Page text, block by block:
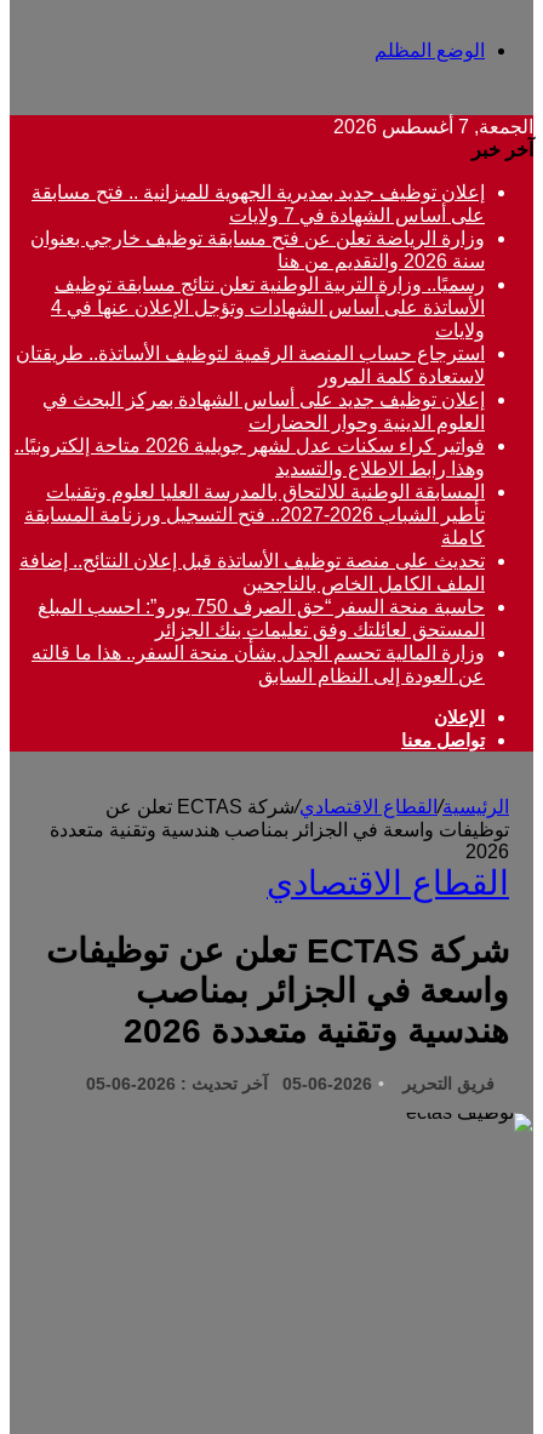
الوضع المظلم
الجمعة, 7 أغسطس 2026
آخر خبر
إعلان توظيف جديد بمديرية الجهوية للميزانية .. فتح مسابقة
على أساس الشهادة في 7 ولايات
وزارة الرياضة تعلن عن فتح مسابقة توظيف خارجي بعنوان
سنة 2026 والتقديم من هنا
رسميًا.. وزارة التربية الوطنية تعلن نتائج مسابقة توظيف
الأساتذة على أساس الشهادات وتؤجل الإعلان عنها في 4
ولايات
استرجاع حساب المنصة الرقمية لتوظيف الأساتذة.. طريقتان
لاستعادة كلمة المرور
إعلان توظيف جديد على أساس الشهادة بمركز البحث في
العلوم الدينية وحوار الحضارات
فواتير كراء سكنات عدل لشهر جويلية 2026 متاحة إلكترونيًا..
وهذا رابط الاطلاع والتسديد
المسابقة الوطنية للالتحاق بالمدرسة العليا لعلوم وتقنيات
تأطير الشباب 2026-2027.. فتح التسجيل ورزنامة المسابقة
كاملة
تحديث على منصة توظيف الأساتذة قبل إعلان النتائج.. إضافة
الملف الكامل الخاص بالناجحين
حاسبة منحة السفر “حق الصرف 750 يورو”: احسب المبلغ
المستحق لعائلتك وفق تعليمات بنك الجزائر
وزارة المالية تحسم الجدل بشأن منحة السفر.. هذا ما قالته
عن العودة إلى النظام السابق
الإعلان
تواصل معنا
الرئيسية/القطاع الاقتصادي/
شركة ECTAS تعلن عن
توظيفات واسعة في الجزائر بمناصب هندسية وتقنية متعددة
2026
القطاع الاقتصادي
شركة ECTAS تعلن عن توظيفات
واسعة في الجزائر بمناصب
هندسية وتقنية متعددة 2026
فريق التحرير 2026-06-05 آخر تحديث : 2026-06-05